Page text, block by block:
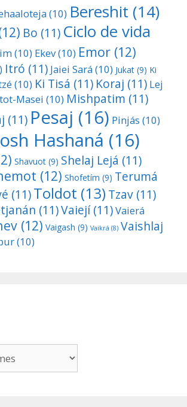
(10) Bereshit (14)
Bo (11) Ciclo de vida
(10) Ekev(10) Emor (12)
Itró (11) Jaiei Sará(10) Jukat (9) Ki
(10) Ki Tisá (11) Koraj (11) Lej
Masei (10) Mishpatim (11)
(11) Pesaj (16) Pinjás (10)
Hashaná (16)
Shavuot (9) Shelaj Lejá (11)
(12) Shofetím (9) Terumá
(11)Toldot (13) Tzav (11)
(11)Vaiejí(11)Vaierá
(12) Vaigash (9) Vaikrá (8) Vaishlaj
(10)